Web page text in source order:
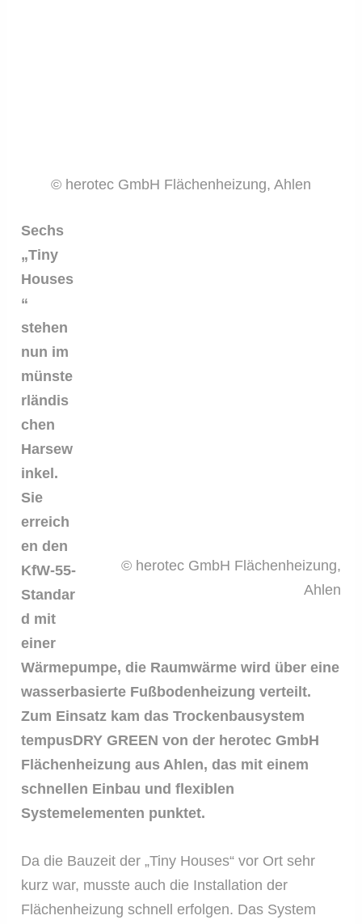
© herotec GmbH Flächenheizung, Ahlen
© herotec GmbH Flächenheizung,
Ahlen
Sechs
„Tiny
Houses
“
stehen
nun im
münste
rländis
chen
Harsew
inkel.
Sie
erreich
en den
KfW-55-
Standar
d mit
einer
Wärmepumpe, die Raumwärme wird über eine
wasserbasierte Fußbodenheizung verteilt.
Zum Einsatz kam das Trockenbausystem
tempusDRY GREEN von der herotec GmbH
Flächenheizung aus Ahlen, das mit einem
schnellen Einbau und flexiblen
Systemelementen punktet.
Da die Bauzeit der „Tiny Houses“ vor Ort sehr
kurz war, musste auch die Installation der
Flächenheizung schnell erfolgen. Das System